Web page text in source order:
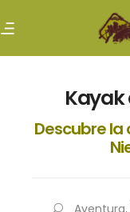
Kayak
Descubre la